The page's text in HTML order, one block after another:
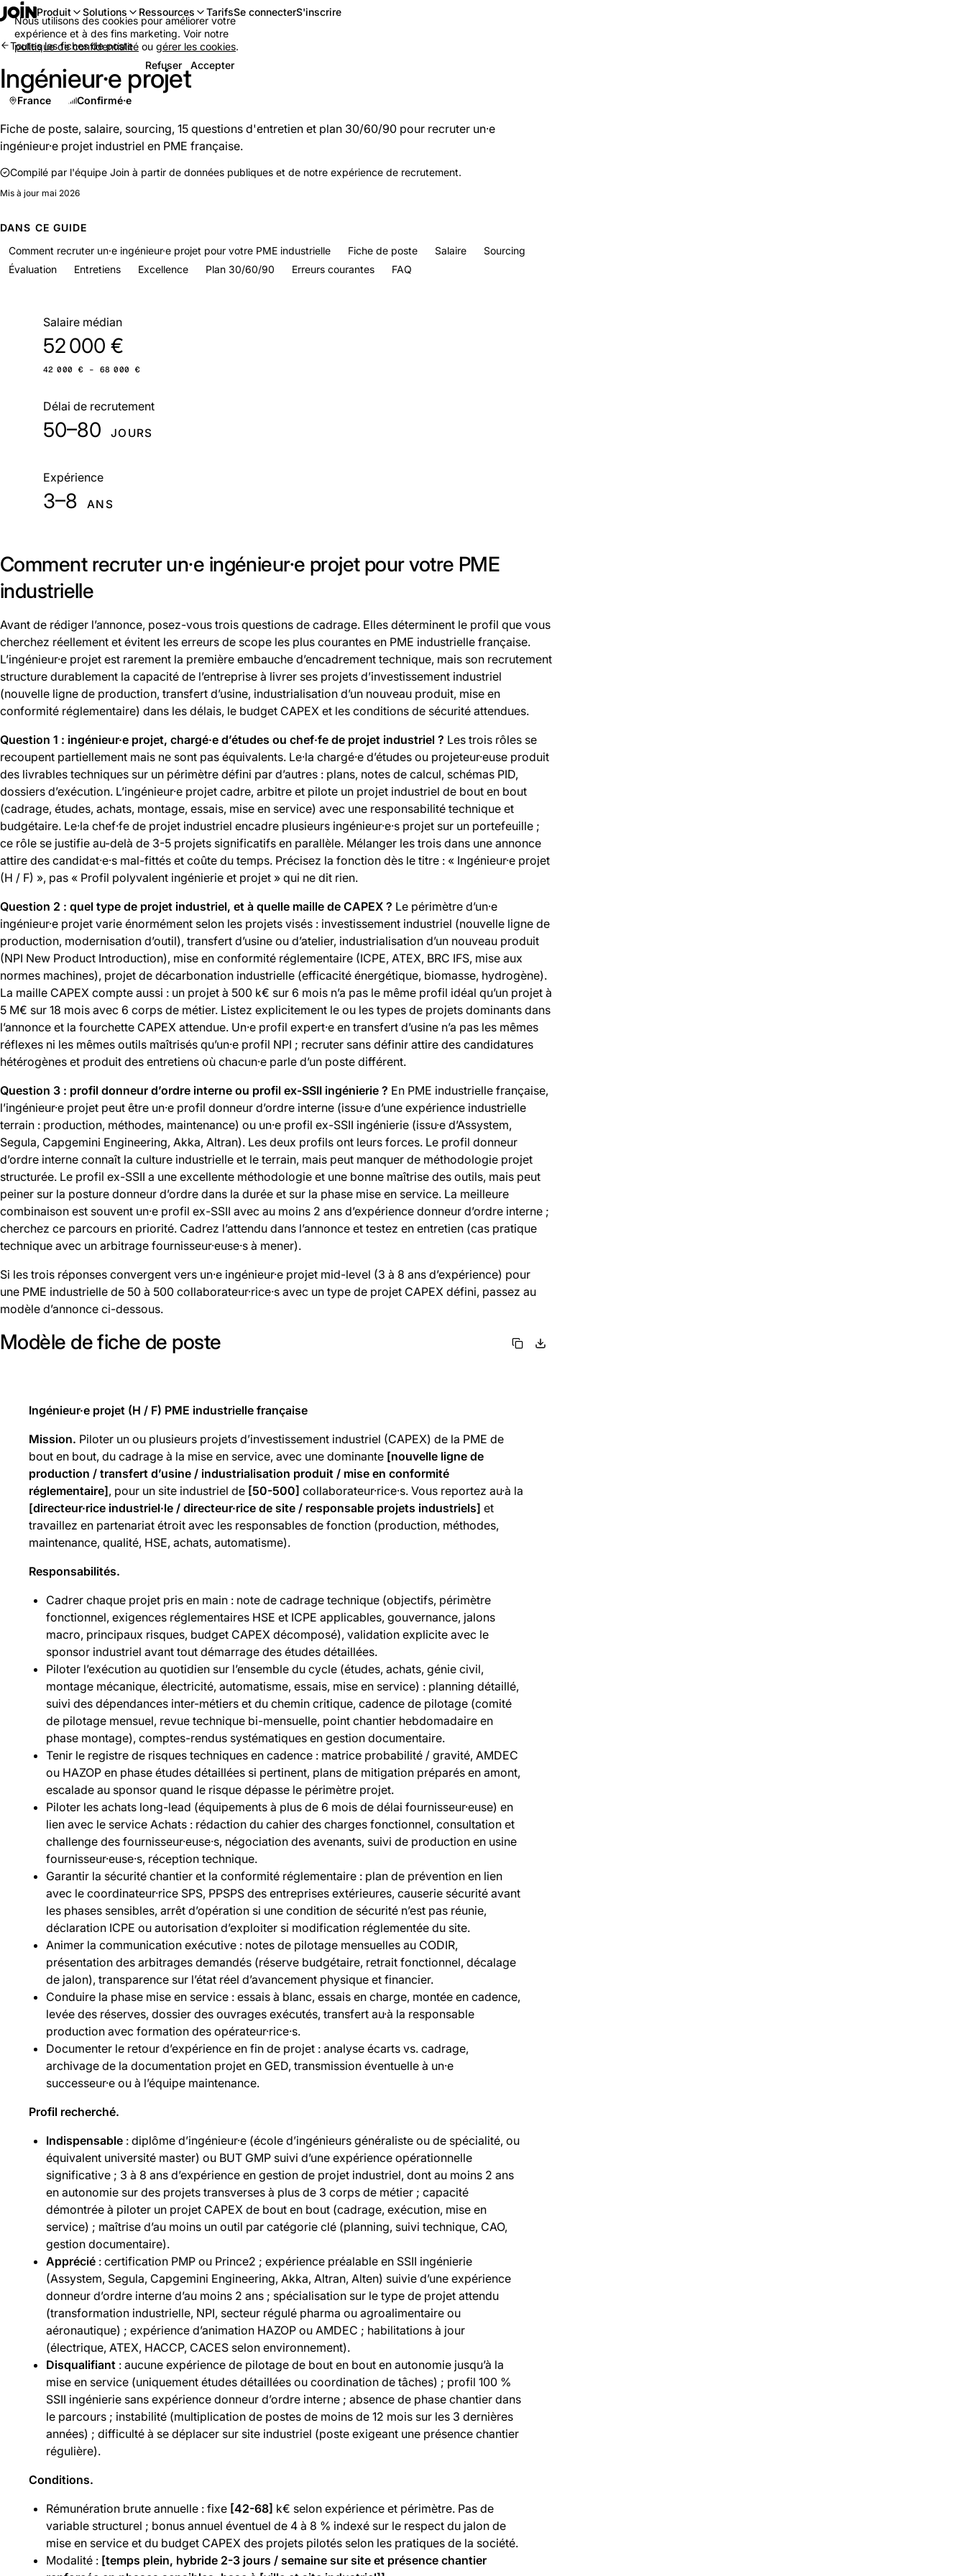
Produit Solutions Ressources TarifsSe connecterS'inscrire
Toutes les fiches de poste
Ingénieur·e projet
France Confirmé·e
Fiche de poste, salaire, sourcing, 15 questions d'entretien et plan 30/60/90 pour recruter un·e
ingénieur·e projet industriel en PME française.
Compilé par l'équipe Join à partir de données publiques et de notre expérience de recrutement.
Mis à jour mai 2026
DANS CE GUIDE
Comment recruter un·e ingénieur·e projet pour votre PME industrielle
Fiche de poste Salaire
Sourcing
Évaluation
Entretiens Excellence Plan 30/60/90 Erreurs courantes FAQ
Salaire médian
52 000 €
42 000 € – 68 000 €
Délai de recrutement
50–80 JOURS
Expérience
3–8 ANS
Comment recruter un·e ingénieur·e projet pour votre PME
industrielle
Avant de rédiger l’annonce, posez-vous trois questions de cadrage. Elles déterminent le profil que vous
cherchez réellement et évitent les erreurs de scope les plus courantes en PME industrielle française.
L’ingénieur·e projet est rarement la première embauche d’encadrement technique, mais son recrutement
structure durablement la capacité de l’entreprise à livrer ses projets d’investissement industriel
(nouvelle ligne de production, transfert d’usine, industrialisation d’un nouveau produit, mise en
conformité réglementaire) dans les délais, le budget CAPEX et les conditions de sécurité attendues.
Question 1 : ingénieur·e projet, chargé·e d’études ou chef·fe de projet industriel ? Les trois rôles se
recoupent partiellement mais ne sont pas équivalents. Le·la chargé·e d’études ou projeteur·euse produit
des livrables techniques sur un périmètre défini par d’autres : plans, notes de calcul, schémas PID,
dossiers d’exécution. L’ingénieur·e projet cadre, arbitre et pilote un projet industriel de bout en bout
(cadrage, études, achats, montage, essais, mise en service) avec une responsabilité technique et
budgétaire. Le·la chef·fe de projet industriel encadre plusieurs ingénieur·e·s projet sur un portefeuille ;
ce rôle se justifie au-delà de 3-5 projets significatifs en parallèle. Mélanger les trois dans une annonce
attire des candidat·e·s mal-fittés et coûte du temps. Précisez la fonction dès le titre : « Ingénieur·e projet
(H / F) », pas « Profil polyvalent ingénierie et projet » qui ne dit rien.
Question 2 : quel type de projet industriel, et à quelle maille de CAPEX ? Le périmètre d’un·e
ingénieur·e projet varie énormément selon les projets visés : investissement industriel (nouvelle ligne de
production, modernisation d’outil), transfert d’usine ou d’atelier, industrialisation d’un nouveau produit
(NPI New Product Introduction), mise en conformité réglementaire (ICPE, ATEX, BRC IFS, mise aux
normes machines), projet de décarbonation industrielle (efficacité énergétique, biomasse, hydrogène).
La maille CAPEX compte aussi : un projet à 500 k€ sur 6 mois n’a pas le même profil idéal qu’un projet à
5 M€ sur 18 mois avec 6 corps de métier. Listez explicitement le ou les types de projets dominants dans
l’annonce et la fourchette CAPEX attendue. Un·e profil expert·e en transfert d’usine n’a pas les mêmes
réflexes ni les mêmes outils maîtrisés qu’un·e profil NPI ; recruter sans définir attire des candidatures
hétérogènes et produit des entretiens où chacun·e parle d’un poste différent.
Question 3 : profil donneur d’ordre interne ou profil ex-SSII ingénierie ? En PME industrielle française,
l’ingénieur·e projet peut être un·e profil donneur d’ordre interne (issu·e d’une expérience industrielle
terrain : production, méthodes, maintenance) ou un·e profil ex-SSII ingénierie (issu·e d’Assystem,
Segula, Capgemini Engineering, Akka, Altran). Les deux profils ont leurs forces. Le profil donneur
d’ordre interne connaît la culture industrielle et le terrain, mais peut manquer de méthodologie projet
structurée. Le profil ex-SSII a une excellente méthodologie et une bonne maîtrise des outils, mais peut
peiner sur la posture donneur d’ordre dans la durée et sur la phase mise en service. La meilleure
combinaison est souvent un·e profil ex-SSII avec au moins 2 ans d’expérience donneur d’ordre interne ;
cherchez ce parcours en priorité. Cadrez l’attendu dans l’annonce et testez en entretien (cas pratique
technique avec un arbitrage fournisseur·euse·s à mener).
Si les trois réponses convergent vers un·e ingénieur·e projet mid-level (3 à 8 ans d’expérience) pour
une PME industrielle de 50 à 500 collaborateur·rice·s avec un type de projet CAPEX défini, passez au
modèle d’annonce ci-dessous.
Modèle de fiche de poste
Ingénieur·e projet (H / F) PME industrielle française
Mission. Piloter un ou plusieurs projets d’investissement industriel (CAPEX) de la PME de
bout en bout, du cadrage à la mise en service, avec une dominante [nouvelle ligne de
production / transfert d’usine / industrialisation produit / mise en conformité
réglementaire], pour un site industriel de [50-500] collaborateur·rice·s. Vous reportez au·à la
[directeur·rice industriel·le / directeur·rice de site / responsable projets industriels] et
travaillez en partenariat étroit avec les responsables de fonction (production, méthodes,
maintenance, qualité, HSE, achats, automatisme).
Responsabilités.
Cadrer chaque projet pris en main : note de cadrage technique (objectifs, périmètre
fonctionnel, exigences réglementaires HSE et ICPE applicables, gouvernance, jalons
macro, principaux risques, budget CAPEX décomposé), validation explicite avec le
sponsor industriel avant tout démarrage des études détaillées.
Piloter l’exécution au quotidien sur l’ensemble du cycle (études, achats, génie civil,
montage mécanique, électricité, automatisme, essais, mise en service) : planning détaillé,
suivi des dépendances inter-métiers et du chemin critique, cadence de pilotage (comité
de pilotage mensuel, revue technique bi-mensuelle, point chantier hebdomadaire en
phase montage), comptes-rendus systématiques en gestion documentaire.
Tenir le registre de risques techniques en cadence : matrice probabilité / gravité, AMDEC
ou HAZOP en phase études détaillées si pertinent, plans de mitigation préparés en amont,
escalade au sponsor quand le risque dépasse le périmètre projet.
Piloter les achats long-lead (équipements à plus de 6 mois de délai fournisseur·euse) en
lien avec le service Achats : rédaction du cahier des charges fonctionnel, consultation et
challenge des fournisseur·euse·s, négociation des avenants, suivi de production en usine
fournisseur·euse·s, réception technique.
Garantir la sécurité chantier et la conformité réglementaire : plan de prévention en lien
avec le coordinateur·rice SPS, PPSPS des entreprises extérieures, causerie sécurité avant
les phases sensibles, arrêt d’opération si une condition de sécurité n’est pas réunie,
déclaration ICPE ou autorisation d’exploiter si modification réglementée du site.
Animer la communication exécutive : notes de pilotage mensuelles au CODIR,
présentation des arbitrages demandés (réserve budgétaire, retrait fonctionnel, décalage
de jalon), transparence sur l’état réel d’avancement physique et financier.
Conduire la phase mise en service : essais à blanc, essais en charge, montée en cadence,
levée des réserves, dossier des ouvrages exécutés, transfert au·à la responsable
production avec formation des opérateur·rice·s.
Documenter le retour d’expérience en fin de projet : analyse écarts vs. cadrage,
archivage de la documentation projet en GED, transmission éventuelle à un·e
successeur·e ou à l’équipe maintenance.
Profil recherché.
Indispensable : diplôme d’ingénieur·e (école d’ingénieurs généraliste ou de spécialité, ou
équivalent université master) ou BUT GMP suivi d’une expérience opérationnelle
significative ; 3 à 8 ans d’expérience en gestion de projet industriel, dont au moins 2 ans
en autonomie sur des projets transverses à plus de 3 corps de métier ; capacité
démontrée à piloter un projet CAPEX de bout en bout (cadrage, exécution, mise en
service) ; maîtrise d’au moins un outil par catégorie clé (planning, suivi technique, CAO,
gestion documentaire).
Apprécié : certification PMP ou Prince2 ; expérience préalable en SSII ingénierie
(Assystem, Segula, Capgemini Engineering, Akka, Altran, Alten) suivie d’une expérience
donneur d’ordre interne d’au moins 2 ans ; spécialisation sur le type de projet attendu
(transformation industrielle, NPI, secteur régulé pharma ou agroalimentaire ou
aéronautique) ; expérience d’animation HAZOP ou AMDEC ; habilitations à jour
(électrique, ATEX, HACCP, CACES selon environnement).
Disqualifiant : aucune expérience de pilotage de bout en bout en autonomie jusqu’à la
mise en service (uniquement études détaillées ou coordination de tâches) ; profil 100 %
SSII ingénierie sans expérience donneur d’ordre interne ; absence de phase chantier dans
le parcours ; instabilité (multiplication de postes de moins de 12 mois sur les 3 dernières
années) ; difficulté à se déplacer sur site industriel (poste exigeant une présence chantier
régulière).
Conditions.
Rémunération brute annuelle : fixe [42-68] k€ selon expérience et périmètre. Pas de
variable structurel ; bonus annuel éventuel de 4 à 8 % indexé sur le respect du jalon de
mise en service et du budget CAPEX des projets pilotés selon les pratiques de la société.
Modalité : [temps plein, hybride 2-3 jours / semaine sur site et présence chantier
Nous utilisons des cookies pour améliorer votre
expérience et à des fins marketing. Voir notre
politique de confidentialité ou gérer les cookies.
Refuser
Accepter